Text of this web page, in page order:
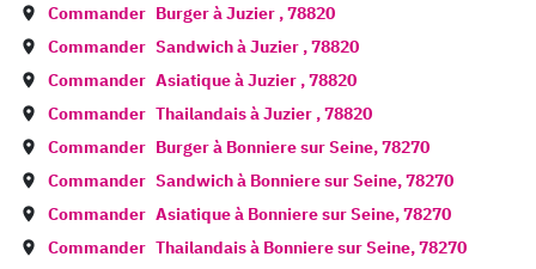
Commander Burger àJuzier ,78820
Commander Sandwich àJuzier ,78820
Commander Asiatique àJuzier ,78820
Commander Thailandais àJuzier ,78820
Commander Burger à Bonniere sur Seine,78270
Commander Sandwich à Bonniere sur Seine,78270
Commander Asiatique à Bonniere sur Seine,78270
Commander Thailandais à Bonniere sur Seine,78270